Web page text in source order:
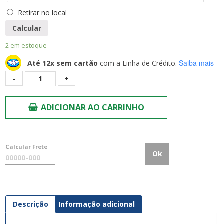
Retirar no local
Calcular
2 em estoque
Até 12x sem cartão com a Linha de Crédito. Saiba mais
Quantidade
ADICIONAR AO CARRINHO
Calcular Frete
Ok
Descrição Informação adicional